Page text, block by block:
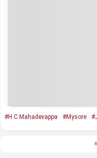
#H C Mahadevappa #Mysore